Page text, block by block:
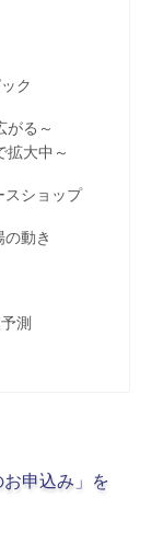
ク
がる～
大中～
ショップ
動き
測
申込み」を